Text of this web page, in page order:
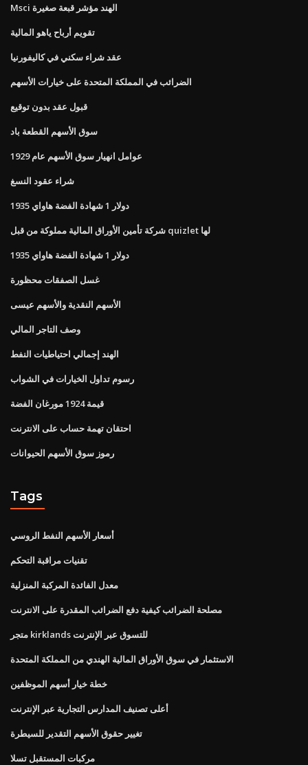
Msci الهند مؤشر قبعة صغيرة
تقويم أرباح ياهو المالية
عقد شراء سكني في كاليفورنيا
الضرائب في المملكة المتحدة على خيارات الأسهم
قبول عقد بدون توقيع
سوق الأسهم القطعة باد
عوامل انهيار سوق الأسهم عام 1929
شراء عقود النسغ
1935 دولار 1 شهادة الفضة هاواي
شركة تأمين الأوراق المالية مملوكة من قبل quizlet لها
1935 دولار 1 شهادة الفضة هاواي
غسل الصفقات محظورة
الأسهم النقدية والأسهم عيسى
وصف التاجر المالي
الهند إجمالي احتياطيات النفط
رسوم تداول الخيارات في الشواب
قيمة 1924 مورغان الفضة
احتقان تهمة حساب على الانترنت
رموز سوق الأسهم الحيوانات
Tags
أسعار الأسهم النفط الروسي
تقنيات مراقبة التحكم
معدل الفائدة المركبة المنزلية
مصلحة الضرائب كيفية دفع الضرائب المقدرة على الانترنت
متجر kirklands للتسوق عبر الإنترنت
الاستثمار في سوق الأوراق المالية الهندي من المملكة المتحدة
خطة خيار أسهم الموظفين
أعلى تصنيف المدارس التجارية عبر الإنترنت
تغيير حقوق الأسهم التقدير للسيطرة
مركبات المستقبل تسلا